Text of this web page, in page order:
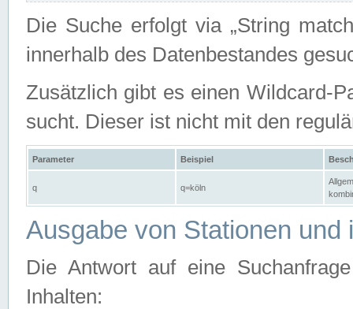
Die Suche erfolgt via „String
innerhalb des Datenbestandes
Zusätzlich gibt es einen Wildcard-
sucht. Dieser ist nicht mit den
Parameter Beispiel
q q=köln
Ausgabe von Stationen und
Die Antwort auf eine
Inhalten: